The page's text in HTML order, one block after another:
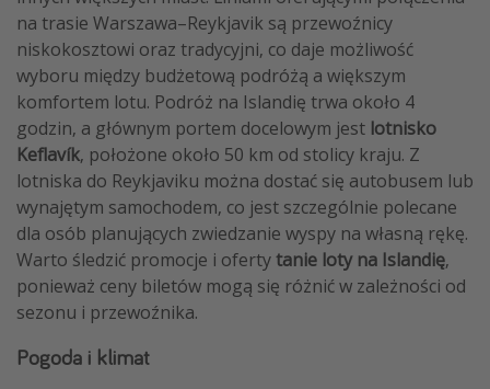
na trasie Warszawa–Reykjavik są przewoźnicy
niskokosztowi oraz tradycyjni, co daje możliwość
wyboru między budżetową podróżą a większym
komfortem lotu. Podróż na Islandię trwa około 4
godzin, a głównym portem docelowym jest lotnisko
Keflavík, położone około 50 km od stolicy kraju. Z
lotniska do Reykjaviku można dostać się autobusem lub
wynajętym samochodem, co jest szczególnie polecane
dla osób planujących zwiedzanie wyspy na własną rękę.
Warto śledzić promocje i ofertytanie loty na Islandię,
ponieważ ceny biletów mogą się różnić w zależności od
sezonu i przewoźnika.
Pogoda i klimat